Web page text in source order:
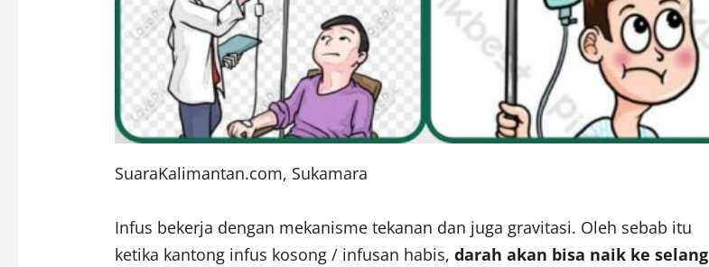
SuaraKalimantan.com, Sukamara
Infus bekerja dengan mekanisme tekanan dan juga gravitasi. Oleh sebab itu
ketika kantong infus kosong / infusan habis, darah akan bisa naik ke selang